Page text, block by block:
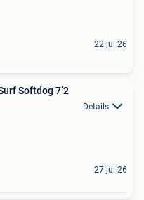
22 jul 26
Softdog 7’2
Details
27 jul 26